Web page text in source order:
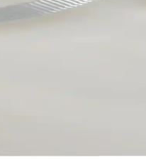
2'li Gold Dikdörtgen
üretilen bu yüzük